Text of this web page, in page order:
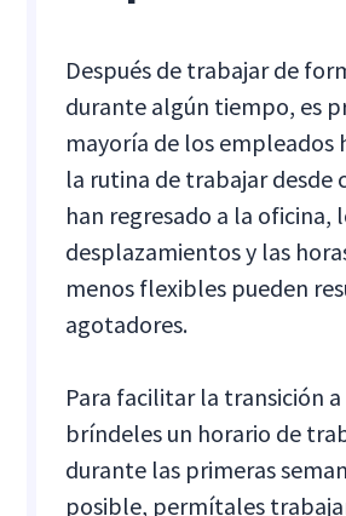
Después de trabajar de
durante algún tiempo, es
mayoría de los empleados
la rutina de trabajar desde
han regresado a la oficina,
desplazamientos y las
menos flexibles pueden
agotadores.
Para facilitar la transición
bríndeles un horario de
durante las primeras
posible, permítales